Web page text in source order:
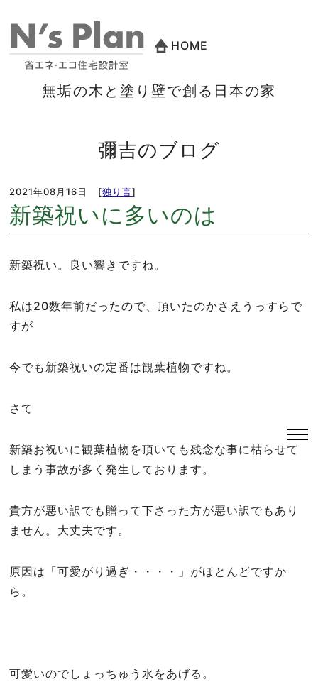
HOME
無垢の木と塗り壁で創る日本の家
彌吉のブログ
2021年08月16日 [独り言]
新築祝いに多いのは
新築祝い。良い響きですね。
私は20数年前だったので、頂いたのかさえうっすらで
すが
今でも新築祝いの定番は観葉植物ですね。
さて
新築お祝いに観葉植物を頂いても残念な事に枯らせて
しまう事故が多く発生しております。
貴方が悪い訳でも贈って下さった方が悪い訳でもあり
ません。大丈夫です。
原因は「可愛がり過ぎ・・・・」がほとんどですか
ら。
可愛いのでしょっちゅう水をあげる。